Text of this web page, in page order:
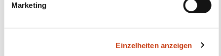
Marketing
Einzelheiten anzeigen
YouTube